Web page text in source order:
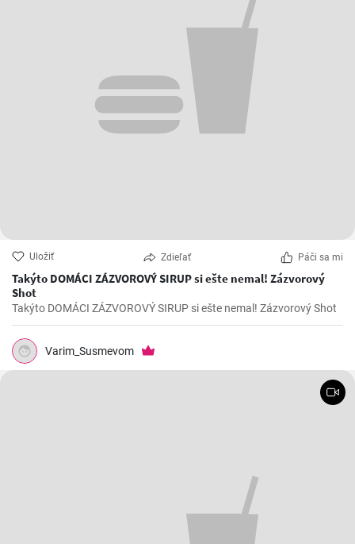
Uložiť Zdieľať Páči sa mi
Takýto DOMÁCI ZÁZVOROVÝ SIRUP si ešte nemal! Zázvorový
Shot
Takýto DOMÁCI ZÁZVOROVÝ SIRUP si ešte nemal! Zázvorový Shot
Varim_Susmevom